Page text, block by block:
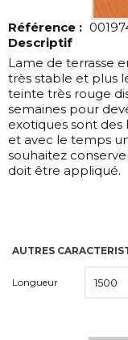
Référence :
Descriptif
Lame de terrasse
très stable et plus
teinte très rouge
semaines pour
exotiques sont
et avec le temps
souhaitez
doit être appliqué.
AUTRES
Longueur